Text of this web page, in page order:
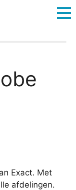
Exact. Met
afdelingen.